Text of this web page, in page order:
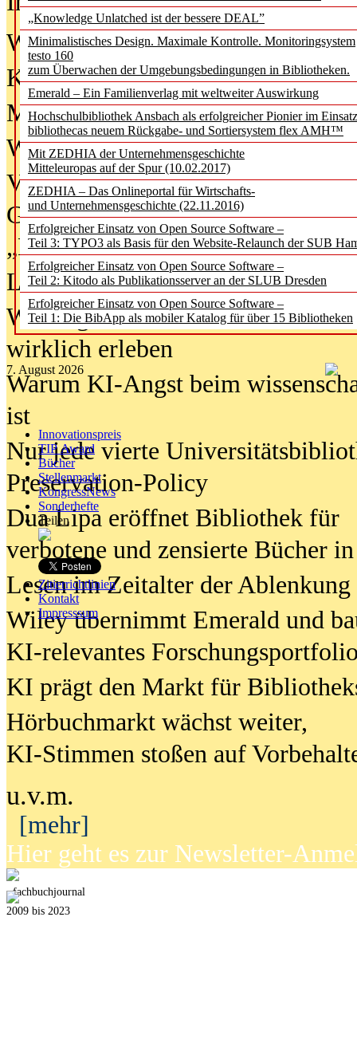
„Knowledge Unlatched ist der bessere DEAL”
Minimalistisches Design. Maximale Kontrolle. Monitoringsystem
testo 160
zum Überwachen der Umgebungsbedingungen in Bibliotheken.
Emerald – Ein Familienverlag mit weltweiter Auswirkung
Hochschulbibliothek Ansbach als erfolgreicher Pionier im
bibliothecas neuem Rückgabe- und Sortiersystem flex AMH™
Mit ZEDHIA der Unternehmensgeschichte
Mitteleuropas auf der Spur (10.02.2017)
ZEDHIA – Das Onlineportal für Wirtschafts-
und Unternehmensgeschichte (22.11.2016)
Erfolgreicher Einsatz von Open Source Software –
Teil 3: TYPO3 als Basis für den Website-Relaunch der SUB
Erfolgreicher Einsatz von Open Source Software –
Teil 2: Kitodo als Publikationsserver an der SLUB Dresden
Erfolgreicher Einsatz von Open Source Software –
Teil 1: Die BibApp als mobiler Katalog für über 15 Bibliotheken
7. August 2026
Innovationspreis
TIP Award
Bücher
Stellenmarkt
KongressNews
Sonderhefte
Teilen
Zitierrichtlinien
Kontakt
Impresssum
Was Hochschul­bibliotheken von
Kinder in der digitalen Welt
Metadaten als Infrastruktur
Wenn Bots katalogisieren
Von Abschlusskleidern bis
Geisterjagd-Ausrüstung in der
„Library of Things“ unterwegs
Lesen als Infrastrukturaufgabe
Wie Jugendliche Social Media
wirklich erleben
Warum KI-Angst beim
ist
Nur jede vierte
Preservation-Policy
Dua Lipa eröffnet Bibliothek für
verbotene und zensierte Bücher
Lesen im Zeitalter der Ablenkung
Wiley übernimmt Emerald und
KI-relevantes
KI prägt den Markt für
Hörbuchmarkt wächst weiter,
KI-Stimmen stoßen auf
u.v.m.
[mehr]
Hier geht es zur Newsletter-
fachbuchjournal
2009 bis 2023